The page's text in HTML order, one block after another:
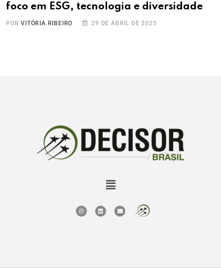
foco em ESG, tecnologia e diversidade
PORVITÓRIA RIBEIRO 29 DE ABRIL DE 2025